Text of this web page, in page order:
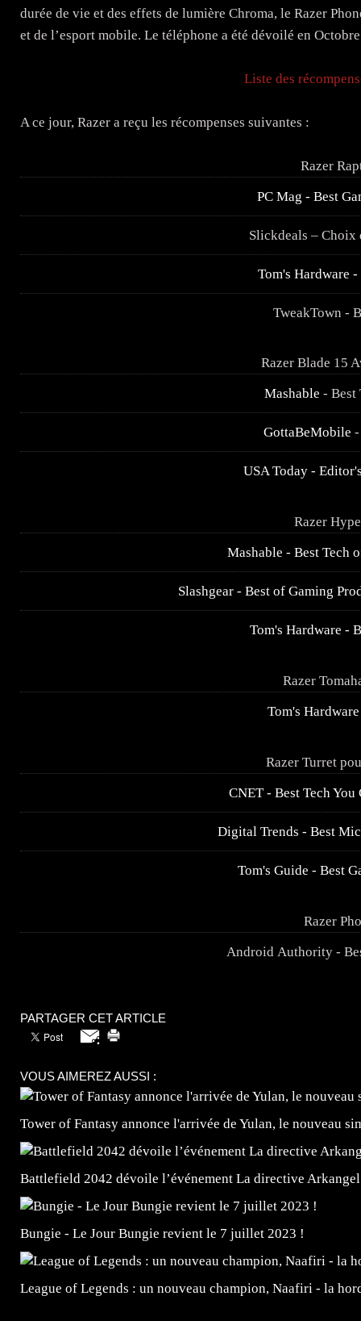
durée de vie et des effets de lumière Chroma, le Razer
et de l’esport mobile. Le téléphone a été dévoilé en
Liste des
A ce jour, Razer a reçu les récompenses suivantes :
Razer
PC Mag - Best
Slickdeals – Choix
Tom's Hardware
TweakTown -
Razer Blade 15
Mashable - Best
GottaBeMobile
USA Today -
Razer
Mashable - Best Tech
Slashgear - Best of Gaming
Tom's Hardware -
Razer
Tom's
Razer Turret
CNET - Best Tech You
Digital Trends - Best
Tom's Guide - Best
Razer
Android Authority -
PARTAGER CET ARTICLE
VOUS AIMEREZ AUSSI :
Tower of Fantasy annonce l'arrivée de Yulan, le nouveau
Battlefield 2042 dévoile l’événement La directive Arkangel
Bungie - Le Jour Bungie revient le 7 juillet 2023 !
League of Legends : un nouveau champion, Naafiri - la